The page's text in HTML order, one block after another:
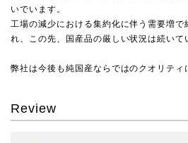
いでいます。
工場の減少における集約化に伴う需要増で
れ、この先、国産品の厳しい状況は続いて
弊社は今後も純国産ならではのクオリティ
Review